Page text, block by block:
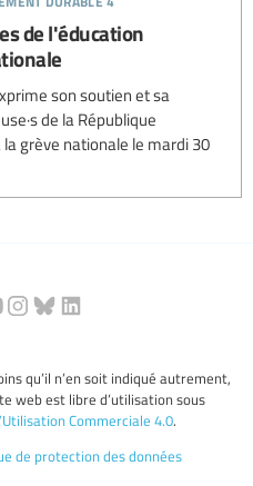
de l'éducation
son soutien et sa
de la République
la grève nationale le mardi 30
qu’il n’en soit indiqué autrement,
web est libre d’utilisation sous
Commerciale 4.0.
de protection des données